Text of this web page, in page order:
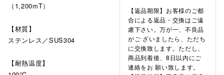
（1,200mT）
【材質】
ステンレス／SUS304
【耐熱温度】
【返品期限】お客様のご都
合による返品・交換はご遠
慮下さい。万が一、不良品
がご ざいましたら、ただち
に交換致します。ただし、
商品到着後、8日以内にご
連絡をお 願い致します。